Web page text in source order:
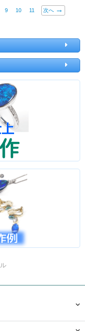
9 10 11 次へ